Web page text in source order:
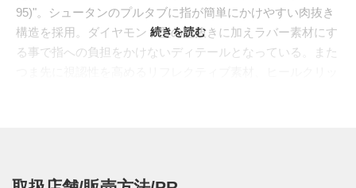
95)"。シュータンのプルタブに指が簡単にかけやすい肉抜き
構造を採用。ダイヤモンド型の型抜きに加えラバー素材にす
る事で指への負担をかけないディテールとなっている。また
続きを読む